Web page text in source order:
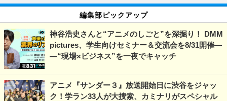
編集部ピックアップ
神谷浩史さんと“アニメのしごと”を深掘り！ DMM
pictures、学生向けセミナー＆交流会を8/31開催―
―“現場×ビジネス”を一夜でキャッチ
アニメ『サンダー３』放送開始日に渋谷をジャッ
ク！学ラン33人が大捜索、カミナリがスペシャル